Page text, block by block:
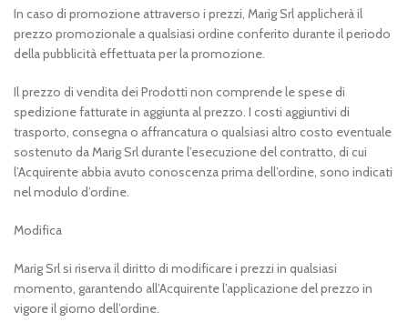
In caso di promozione attraverso i prezzi, Marig Srl applicherà il
prezzo promozionale a qualsiasi ordine conferito durante il periodo
della pubblicità effettuata per la promozione.
Il prezzo di vendita dei Prodotti non comprende le spese di
spedizione fatturate in aggiunta al prezzo. I costi aggiuntivi di
trasporto, consegna o affrancatura o qualsiasi altro costo eventuale
sostenuto da Marig Srl durante l’esecuzione del contratto, di cui
l’Acquirente abbia avuto conoscenza prima dell’ordine, sono indicati
nel modulo d’ordine.
Modifica
Marig Srl si riserva il diritto di modificare i prezzi in qualsiasi
momento, garantendo all’Acquirente l’applicazione del prezzo in
vigore il giorno dell’ordine.